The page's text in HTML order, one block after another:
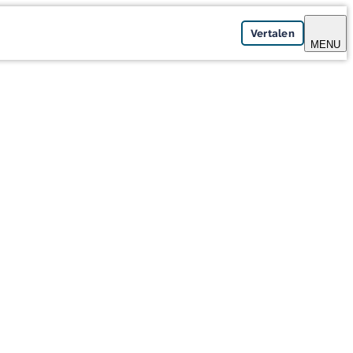
Vertalen
MENU